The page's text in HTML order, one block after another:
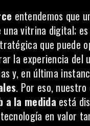
entendemos que
una vitrina digital;
que puede
la experiencia del
y, en última
. Por eso,
a la medidaestá
en valor